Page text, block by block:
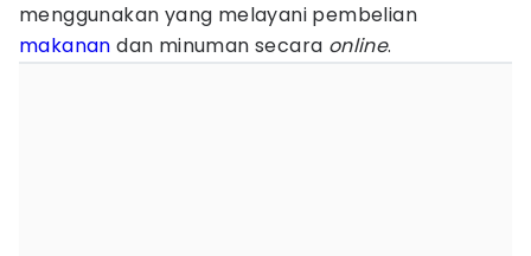
menggunakan yang melayani pembelian
makanan dan minuman secara online.